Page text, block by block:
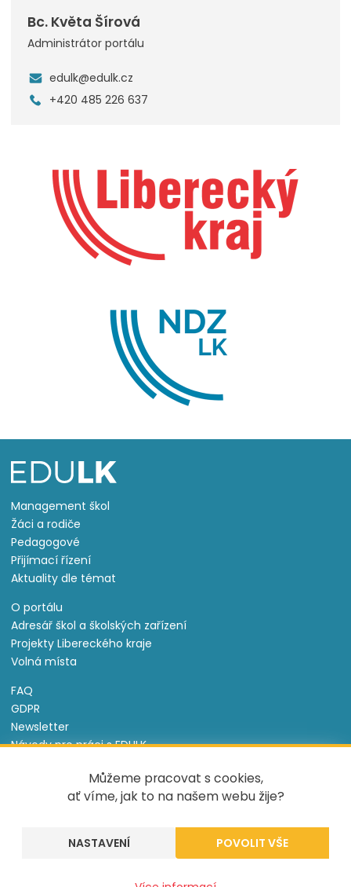
Můžeme pracovat s cookies,
ať víme, jak to na našem webu žije?
NASTAVENÍ
Bc. Květa Šírová
Administrátor portálu
edulk@edulk.cz
+420 485 226 637
Management škol
Žáci a rodiče
Pedagogové
Přijímací řízení
Aktuality dle témat
O portálu
Adresář škol a školských zařízení
Projekty Libereckého kraje
Volná místa
FAQ
GDPR
Newsletter
Návody pro práci s EDULK
Nastavení cookies
Informace o souborech cookie
Tento projekt je spolufinancován Evropským sociálním
fondem a státním rozpočtem České republiky.